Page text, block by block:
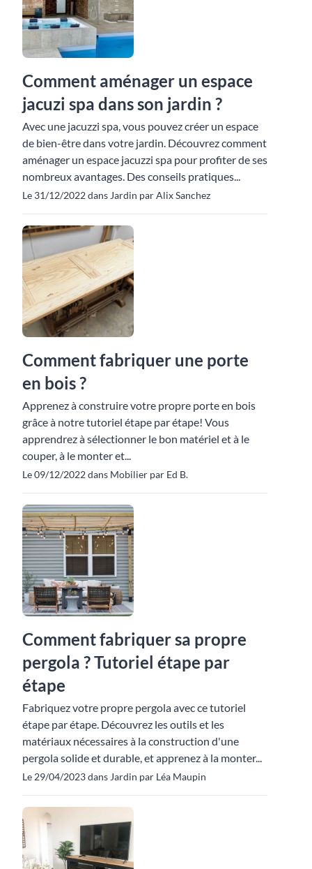
Comment aménager un espace
jacuzi spa dans son jardin ?
Avec une jacuzzi spa, vous pouvez créer un espace
de bien-être dans votre jardin. Découvrez comment
aménager un espace jacuzzi spa pour profiter de ses
nombreux avantages. Des conseils pratiques...
Le 31/12/2022 dans Jardin par Alix Sanchez
Comment fabriquer une porte
en bois ?
Apprenez à construire votre propre porte en bois
grâce à notre tutoriel étape par étape! Vous
apprendrez à sélectionner le bon matériel et à le
couper, à le monter et...
Le 09/12/2022 dans Mobilier par Ed B.
Comment fabriquer sa propre
pergola ? Tutoriel étape par
étape
Fabriquez votre propre pergola avec ce tutoriel
étape par étape. Découvrez les outils et les
matériaux nécessaires à la construction d'une
pergola solide et durable, et apprenez à la monter...
Le 29/04/2023 dans Jardin par Léa Maupin